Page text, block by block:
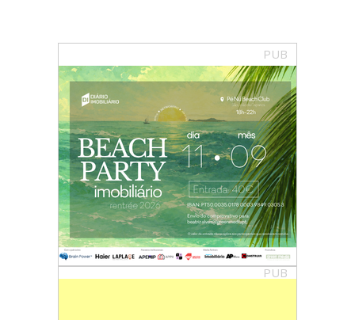
PUB
PUB